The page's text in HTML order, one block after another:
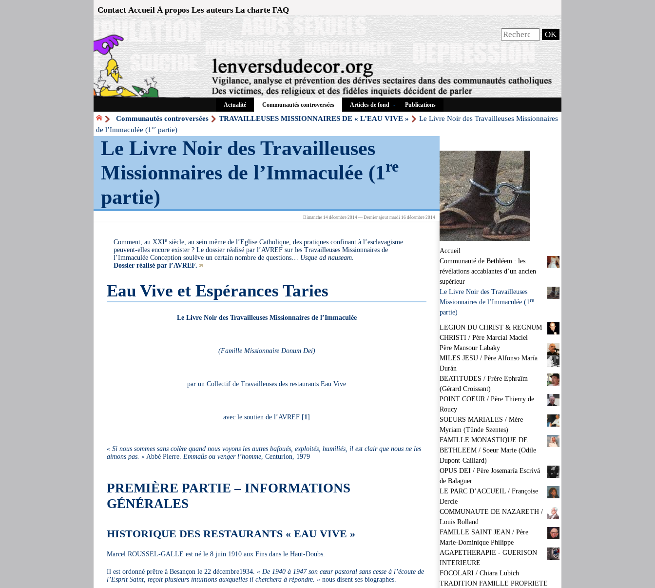
Contact Accueil À propos Les auteurs La charte FAQ
Actualité Communautés controversées Articles de fond Publications
Communautés controversées TRAVAILLEUSES MISSIONNAIRES DE « L’EAU VIVE »
Le Livre Noir des Travailleuses Missionnaires
de l’Immaculée (1re partie)
Le Livre Noir des Travailleuses
Missionnaires de l’Immaculée (1re
partie)
Dimanche 14 décembre 2014 — Dernier ajout mardi 16 décembre 2014
Comment, au XXIesiècle, au sein même de l’Eglise Catholique, des pratiques confinant à l’esclavagisme
peuvent-elles encore exister ? Le dossier réalisé par l’AVREF sur les Travailleuses Missionnaires de
l’Immaculée Conception soulève un certain nombre de questions… Usque ad nauseam.
Dossier réalisé par l’AVREF.
Eau Vive et Espérances Taries
Le Livre Noir des Travailleuses Missionnaires de l’Immaculée
(Famille Missionnaire Donum Dei)
par un Collectif de Travailleuses des restaurants Eau Vive
avec le soutien de l’AVREF [1]
« Si nous sommes sans colère quand nous voyons les autres bafoués, exploités, humiliés, il est clair que nous ne les
aimons pas. »Abbé Pierre. Emmaüs ou venger l’homme, Centurion, 1979
PREMIÈRE PARTIE – INFORMATIONS
GÉNÉRALES
HISTORIQUE DES RESTAURANTS « EAU VIVE »
Marcel ROUSSEL-GALLE est né le 8 juin 1910 aux Fins dans le Haut-Doubs.
Il est ordonné prêtre à Besançon le 22 décembre1934. « De 1940 à 1947 son cœur pastoral sans cesse à l’écoute de
l’Esprit Saint, reçoit plusieurs intuitions auxquelles il cherchera à répondre. »nous disent ses biographes.
Accueil
Communauté de Bethléem : les
révélations accablantes d’un ancien
supérieur
Le Livre Noir des Travailleuses
Missionnaires de l’Immaculée (1re
partie)
LEGION DU CHRIST & REGNUM
CHRISTI / Père Marcial Maciel
Père Mansour Labaky
MILES JESU / Père Alfonso María
Durán
BEATITUDES / Frère Ephraïm
(Gérard Croissant)
POINT COEUR / Père Thierry de
Roucy
SOEURS MARIALES / Mère
Myriam (Tünde Szentes)
FAMILLE MONASTIQUE DE
BETHLEEM / Soeur Marie (Odile
Dupont-Caillard)
OPUS DEI / Père Josemaría Escrivá
de Balaguer
LE PARC D’ACCUEIL / Françoise
Dercle
COMMUNAUTE DE NAZARETH /
Louis Rolland
FAMILLE SAINT JEAN / Père
Marie-Dominique Philippe
AGAPETHERAPIE - GUERISON
INTERIEURE
FOCOLARI / Chiara Lubich
TRADITION FAMILLE PROPRIETE